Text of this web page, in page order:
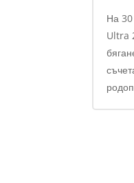
На
Ultra